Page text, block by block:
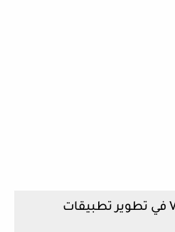
كيفية استخدام Vue.js في تطوير تطبيقات